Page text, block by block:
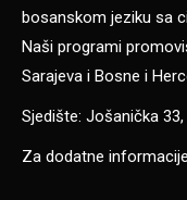
bosanskom jeziku sa
Naši programi
Sarajeva i Bosne i
Sjedište: Jošanička
Za dodatne